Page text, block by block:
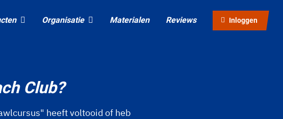
Organisatie Materialen Reviews Inloggen
Club?
heeft voltooid of heb